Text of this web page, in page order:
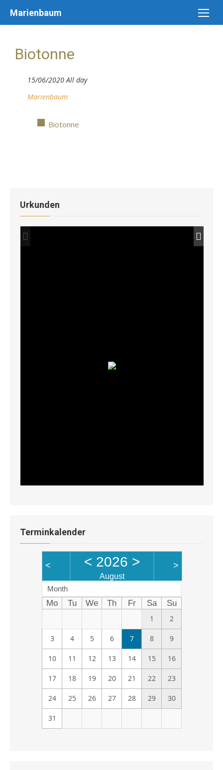
Marienbaum
Biotonne
15/06/2020 All day
Marienbaum
Biotonne
Urkunden
Terminkalender
< < 2026 >
August
>
Month
Mo Tu We Th Fr Sa
Su
1
2
3 4 5 6 7 8 9
10 11 12 13 14 15 16
17 18 19 20 21 22 23
24 25 26 27 28 29 30
31